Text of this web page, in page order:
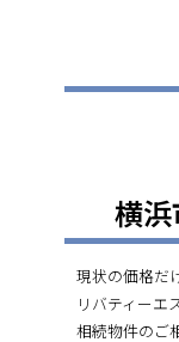
横
現状の価格だ
リバティーエ
相続物件のご